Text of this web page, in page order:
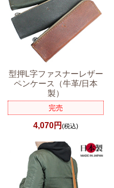
型押L字ファスナーレザー
ペンケース（牛革/日本
製）
完売
4,070円(税込)